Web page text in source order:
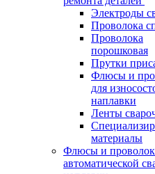
Электроды
Проволока
Проволока
порошковая
Прутки
Флюсы и
для
наплавки
Ленты
материалы
Флюсы и
автоматической